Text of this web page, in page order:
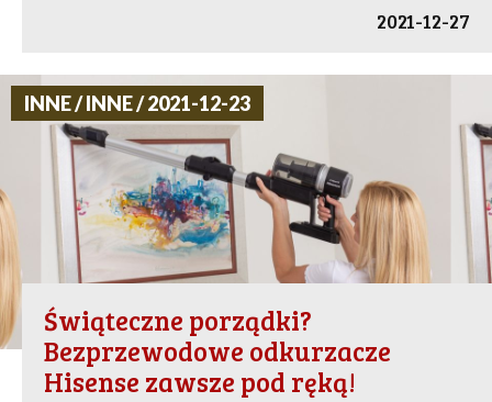
2021-12-27
INNE / INNE / 2021-12-23
Świąteczne porządki?
Bezprzewodowe odkurzacze
Hisense zawsze pod ręką!